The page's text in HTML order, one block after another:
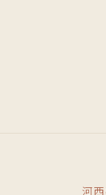
河